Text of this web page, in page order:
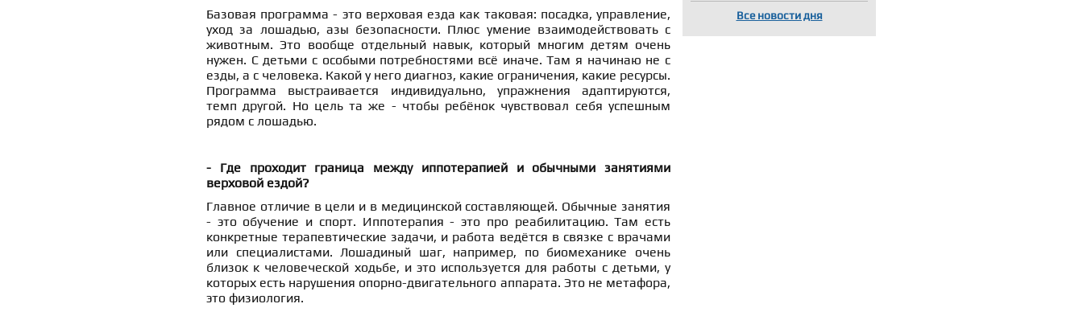
Все новости дня
Базовая программа - это верховая езда как таковая: посадка, управление,
уход за лошадью, азы безопасности. Плюс умение взаимодействовать с
животным. Это вообще отдельный навык, который многим детям очень
нужен. С детьми с особыми потребностями всё иначе. Там я начинаю не с
езды, а с человека. Какой у него диагноз, какие ограничения, какие ресурсы.
Программа выстраивается индивидуально, упражнения адаптируются,
темп другой. Но цель та же - чтобы ребёнок чувствовал себя успешным
рядом с лошадью.
- Где проходит граница между иппотерапией и обычными занятиями
верховой ездой?
Главное отличие в цели и в медицинской составляющей. Обычные занятия
- это обучение и спорт. Иппотерапия - это про реабилитацию. Там есть
конкретные терапевтические задачи, и работа ведётся в связке с врачами
или специалистами. Лошадиный шаг, например, по биомеханике очень
близок к человеческой ходьбе, и это используется для работы с детьми, у
которых есть нарушения опорно-двигательного аппарата. Это не метафора,
это физиология.